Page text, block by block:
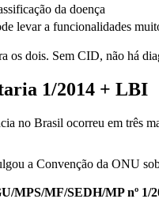
da doença
levar a funcionalidades
os dois. Sem CID, não há
1/2014 + LBI
no Brasil ocorreu em três
a Convenção da ONU
MPS/MF/SEDH/MP nº 1/